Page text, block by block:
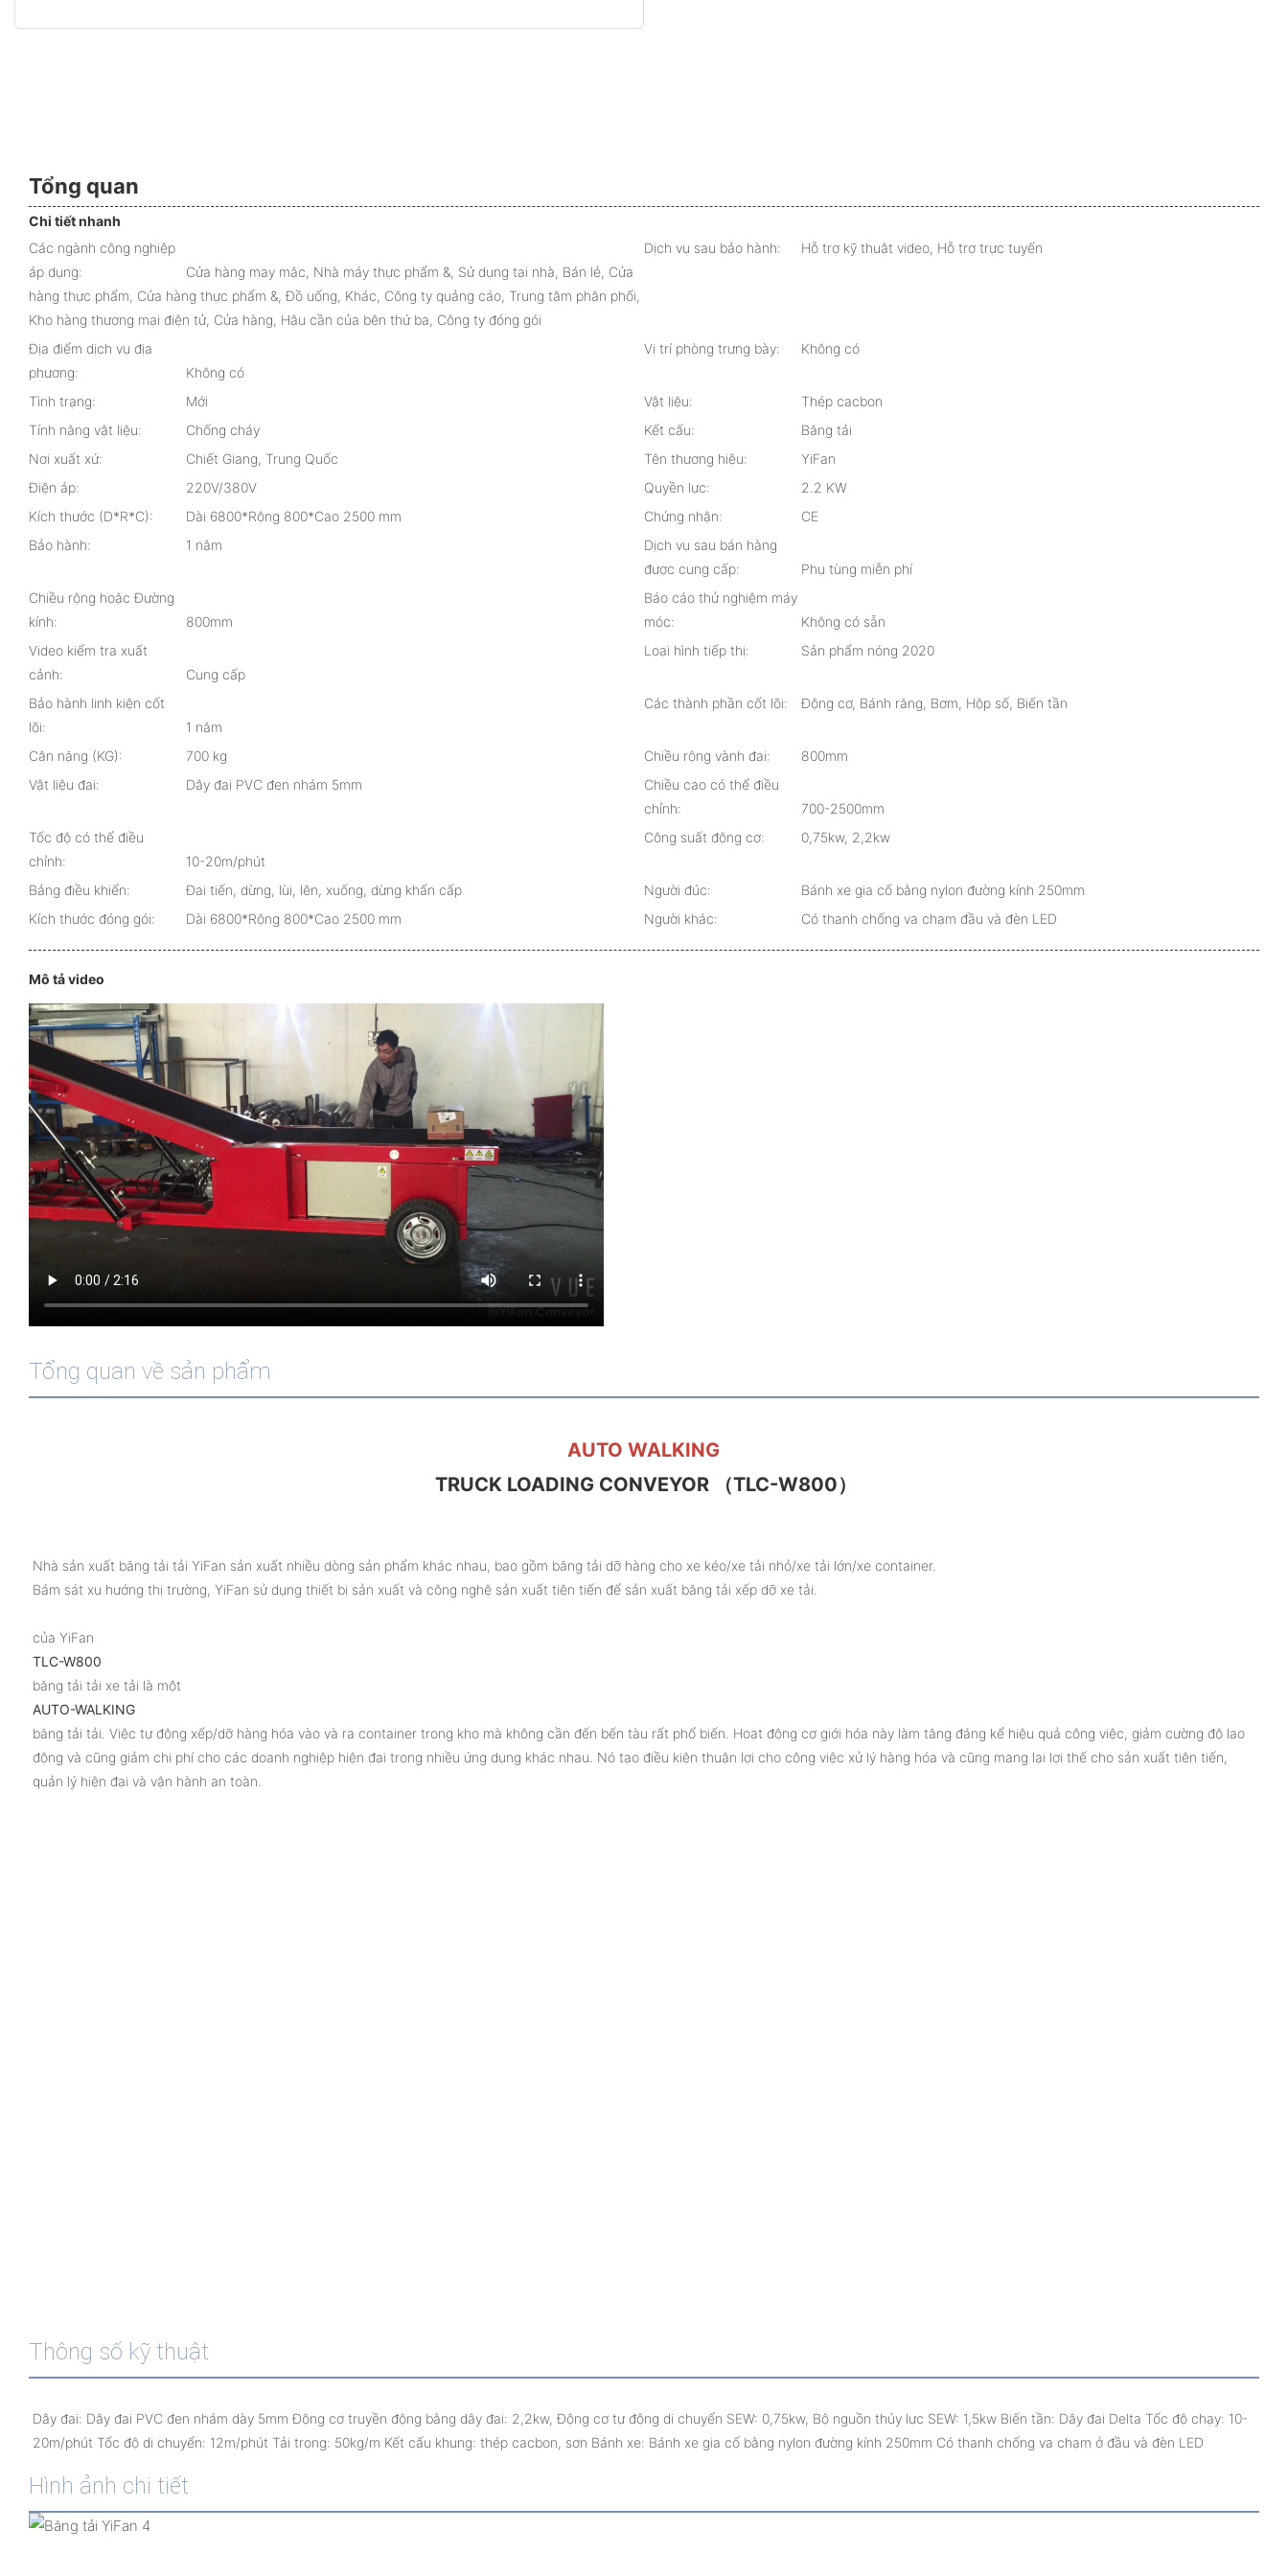
Tổng quan
Chi tiết nhanh
Các ngành công nghiệp
áp dụng:
Cửa hàng may mặc, Nhà máy thực phẩm &, Sử dụng tại nhà, Bán lẻ, Cửa
hàng thực phẩm, Cửa hàng thực phẩm &, Đồ uống, Khác, Công ty quảng cáo, Trung tâm phân phối,
Kho hàng thương mại điện tử, Cửa hàng, Hậu cần của bên thứ ba, Công ty đóng gói
Dịch vụ sau bảo hành: Hỗ trợ kỹ thuật video, Hỗ trợ trực tuyến
Địa điểm dịch vụ địa
phương:
Không có
Vị trí phòng trưng bày: Không có
Tình trạng: Mới Vật liệu:
Thép cacbon
Tính năng vật liệu:
Chống cháy Kết cấu:
Băng tải
Nơi xuất xứ:
Chiết Giang, Trung Quốc Tên thương hiệu:
YiFan
Điện áp:
220V/380V Quyền lực:
2.2 KW
Kích thước (D*R*C):
Dài 6800*Rộng 800*Cao 2500 mm Chứng nhận:
CE
Bảo hành:
1 năm
Dịch vụ sau bán hàng
được cung cấp:
Phụ tùng miễn phí
Chiều rộng hoặc Đường
kính:
800mm
Báo cáo thử nghiệm máy
móc:
Không có sẵn
Video kiểm tra xuất
cảnh:
Cung cấp
Loại hình tiếp thị: Sản phẩm nóng 2020
Bảo hành linh kiện cốt
lõi:
1 năm
Các thành phần cốt lõi: Động cơ, Bánh răng, Bơm, Hộp số, Biến tần
Cân nặng (KG): 700 kg Chiều rộng vành đai:
800mm
Vật liệu đai:
Dây đai PVC đen nhám 5mm
Chiều cao có thể điều
chỉnh:
700-2500mm
Tốc độ có thể điều
chỉnh:
10-20m/phút
Công suất động cơ: 0,75kw, 2,2kw
Bảng điều khiển: Đai tiến, dừng, lùi, lên, xuống, dừng khẩn cấp Người đúc:
Bánh xe gia cố bằng nylon đường kính 250mm
Kích thước đóng gói:
Dài 6800*Rộng 800*Cao 2500 mm Người khác: Có thanh chống va chạm đầu và đèn LED
Mô tả video
Tổng quan về sản phẩm
băng tải tải. Việc tự động xếp/dỡ hàng hóa vào và ra container trong kho mà không cần đến bến tàu rất phổ biến. Hoạt động cơ giới hóa này làm tăng đáng kể hiệu quả công việc, giảm cường độ lao
động và cũng giảm chi phí cho các doanh nghiệp hiện đại trong nhiều ứng dụng khác nhau. Nó tạo điều kiện thuận lợi cho công việc xử lý hàng hóa và cũng mang lại lợi thế cho sản xuất tiên tiến,
Thông số kỹ thuật
Dây đai: Dây đai PVC đen nhám dày 5mm Động cơ truyền động bằng dây đai: 2,2kw, Động cơ tự động di chuyển SEW: 0,75kw, Bộ nguồn thủy lực SEW: 1,5kw Biến tần: Dây đai Delta Tốc độ chạy: 10-
Hình ảnh chi tiết